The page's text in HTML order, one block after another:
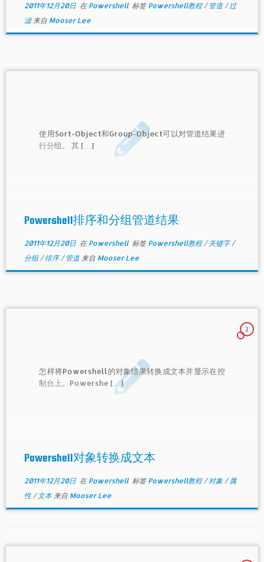
2011年12月20日在 Powershell 标签Powershell教程/ 管道/过
滤 来自 Mooser Lee
使用Sort-Object和Group-Object可以对管道结果进
行分组。 其 […]
Powershell排序和分组管道结果
2011年12月20日在 Powershell 标签Powershell教程/ 关键字/
分组/排序/ 管道 来自 Mooser Lee
2
怎样将Powershell的对象结果转换成文本并显示在控
制台上。Powershe […]
Powershell对象转换成文本
2011年12月20日在 Powershell 标签Powershell教程/对象 /属
性/ 文本 来自 Mooser Lee